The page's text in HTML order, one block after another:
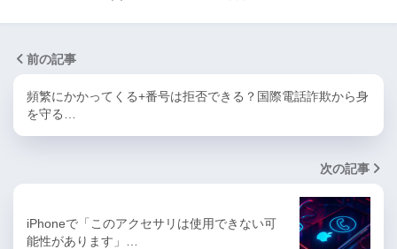
前の記事
頻繁にかかってくる+番号は拒否できる？国際電話詐欺から身
を守る…
次の記事
iPhoneで「このアクセサリは使用できない可
能性があります」…